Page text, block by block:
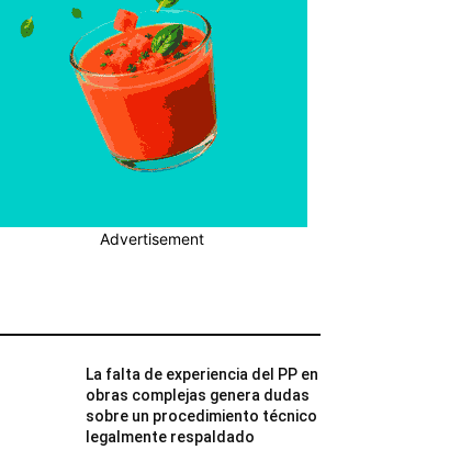
La falta de experiencia del PP en
obras complejas genera dudas
sobre un procedimiento técnico
legalmente respaldado